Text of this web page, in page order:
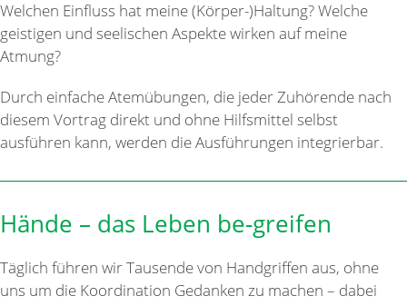
Welchen Einfluss hat meine (Körper-)Haltung? Welche
geistigen und seelischen Aspekte wirken auf meine
Atmung?
Durch einfache Atemübungen, die jeder Zuhörende nach
diesem Vortrag direkt und ohne Hilfsmittel selbst
ausführen kann, werden die Ausführungen integrierbar.
Hände – das Leben be-greifen
Täglich führen wir Tausende von Handgriffen aus, ohne
uns um die Koordination Gedanken zu machen – dabei